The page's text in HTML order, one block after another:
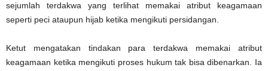
sejumlah terdakwa yang terlihat memakai atribut keagamaan
seperti peci ataupun hijab ketika mengikuti persidangan.
Ketut mengatakan tindakan para terdakwa memakai atribut
keagamaan ketika mengikuti proses hukum tak bisa dibenarkan. Ia